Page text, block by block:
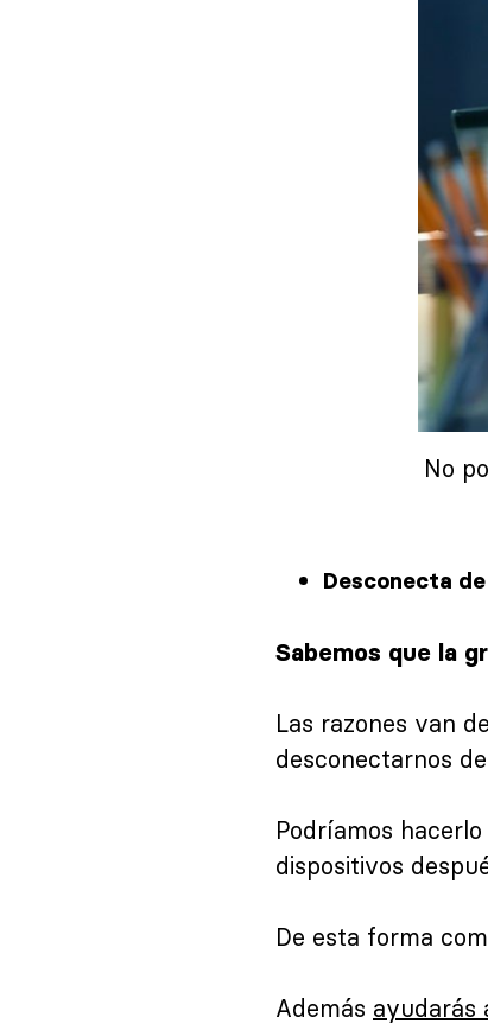
No
Desconecta
Sabemos que la
Las razones van
desconectarnos
Podríamos
dispositivos
De esta forma
Además ayudarás